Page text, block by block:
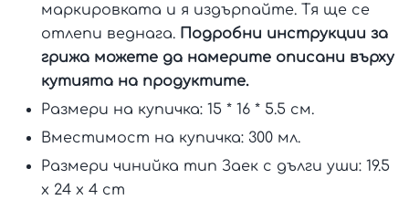
маркировката и я издърпайте. Тя ще се
отлепи веднага. Подробни инструкции за
грижа можете да намерите описани върху
кутията на продуктите.
Размери на купичка: 15 * 16 * 5.5 см.
Вместимост на купичка: 300 мл.
Размери чинийка тип Заек с дълги уши: 19.5
x 24 x 4 cm